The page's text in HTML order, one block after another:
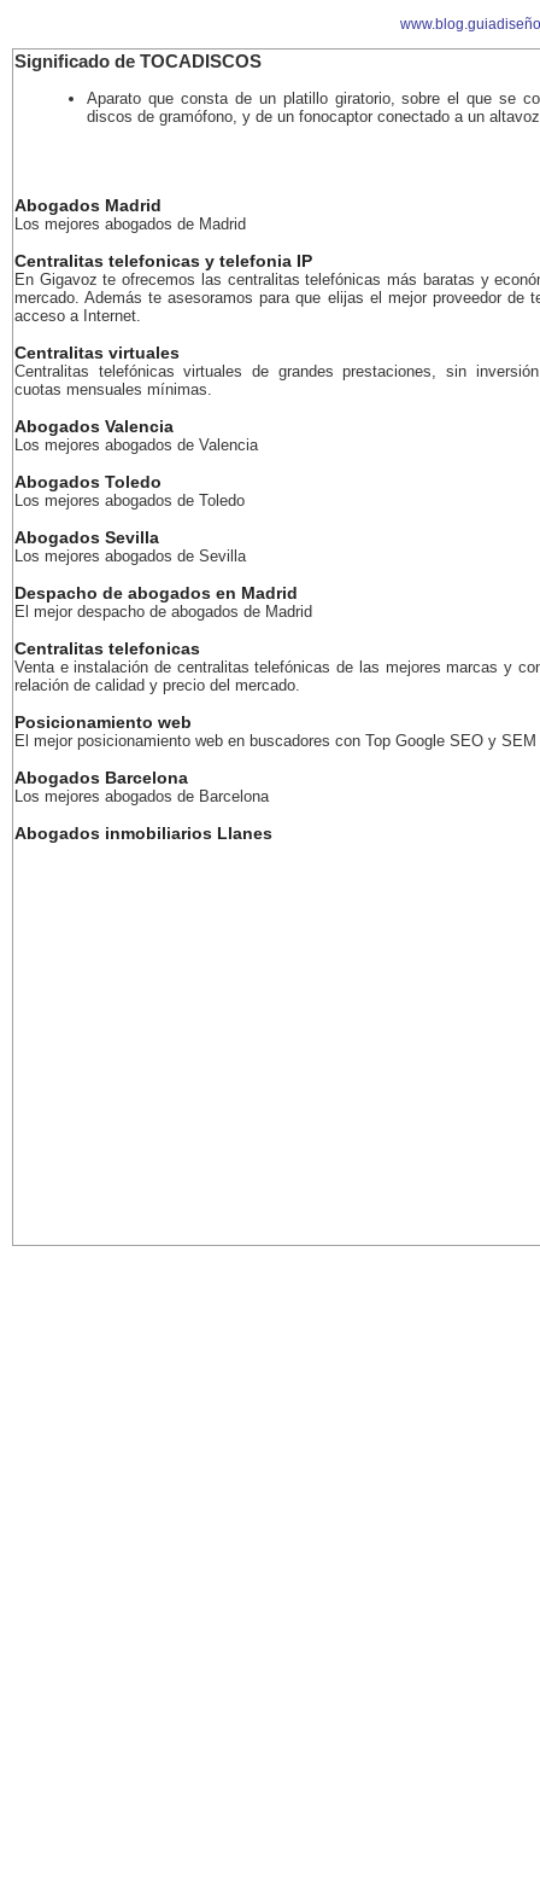
Significado de TOCADISCOS
Aparato que consta de un platillo giratorio, sobre el que se
discos de gramófono, y de un fonocaptor conectado a un altavoz
Abogados Madrid
Los mejores abogados de Madrid
Centralitas telefonicas y telefonia IP
En Gigavoz te ofrecemos las centralitas telefónicas más baratas y
mercado. Además te asesoramos para que elijas el mejor proveedor de
acceso a Internet.
Centralitas virtuales
Centralitas telefónicas virtuales de grandes prestaciones, sin
cuotas mensuales mínimas.
Abogados Valencia
Los mejores abogados de Valencia
Abogados Toledo
Los mejores abogados de Toledo
Abogados Sevilla
Los mejores abogados de Sevilla
Despacho de abogados en Madrid
El mejor despacho de abogados de Madrid
Centralitas telefonicas
Venta e instalación de centralitas telefónicas de las mejores marcas y
relación de calidad y precio del mercado.
Posicionamiento web
El mejor posicionamiento web en buscadores con Top Google SEO y SEM
Abogados Barcelona
Los mejores abogados de Barcelona
Abogados inmobiliarios Llanes